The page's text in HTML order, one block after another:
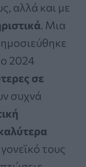
αλλά και με
. Μια
2024
σε
συχνά
τους